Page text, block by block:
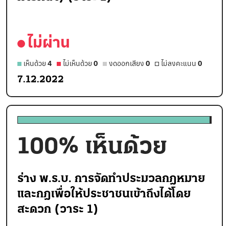
ไม่ผ่าน
เห็นด้วย 4 ไม่เห็นด้วย 0 งดออกเสียง 0 ไม่ลงคะแนน 0
7.12.2022
100% เห็นด้วย
ร่าง พ.ร.บ. การจัดทำประมวลกฎหมาย
และกฎเพื่อให้ประชาชนเข้าถึงได้โดย
สะดวก (วาระ 1)